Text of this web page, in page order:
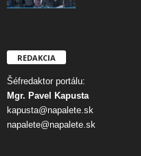
REDAKCIA
Šéfredaktor portálu:
Mgr. Pavel Kapusta
kapusta@napalete.sk
napalete@napalete.sk